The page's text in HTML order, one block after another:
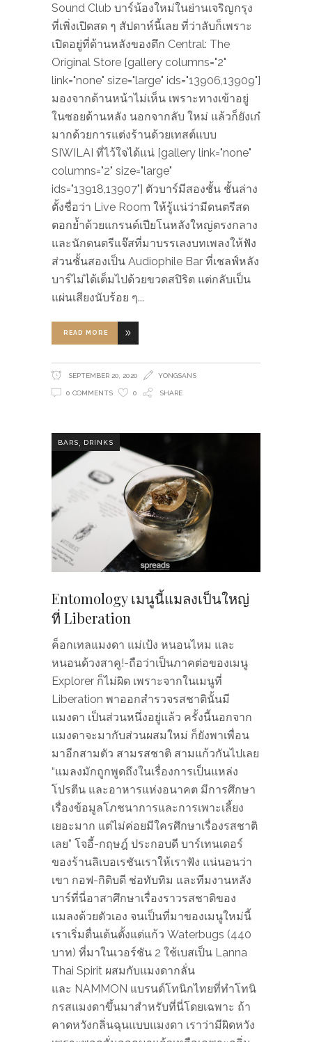
Sound Club บาร์น้องใหม่ในย่านเจริญกรุง
ที่เพิ่งเปิดสด ๆ สัปดาห์นี้เลย ที่ว่าลับก็เพราะ
เปิดอยู่ที่ด้านหลังของตึก Central: The
Original Store [gallery columns="2"
link="none" size="large" ids="13906,13909"]
มองจากด้านหน้าไม่เห็น เพราะทางเข้าอยู่
ในซอยด้านหลัง นอกจากลับ ใหม่ แล้วก็ยังเก๋
มากด้วยการแต่งร้านด้วยเทสต์แบบ
SIWILAI ที่ไว้ใจได้แน่ [gallery link="none"
columns="2" size="large"
ids="13918,13907"] ตัวบาร์มีสองชั้น ชั้นล่าง
ตั้งชื่อว่า Live Room ให้รู้แน่ว่ามีดนตรีสด
ตอกย้ำด้วยแกรนด์เปียโนหลังใหญ่ตรงกลาง
และนักดนตรีแจ๊สที่มาบรรเลงบทเพลงให้ฟัง
ส่วนชั้นสองเป็น Audiophile Bar ที่เชลฟ์หลัง
บาร์ไม่ได้เต็มไปด้วยขวดสปิริต แต่กลับเป็น
แผ่นเสียงนับร้อย ๆ
READ MORE
SEPTEMBER 20, 2020 YONGSANS
0 COMMENTS 0 SHARE
BARS, DRINKS
Entomology เมนูนี้แมลงเป็นใหญ่
ที่ Liberation
ค็อกเทลแมงดา แม่เป้ง หนอนไหม และ
หนอนด้วงสาคู!-ถือว่าเป็นภาคต่อของเมนู
Explorer ก็ไม่ผิด เพราะจากในเมนูที่
Liberation พาออกสำรวจรสชาตินั้นมี
แมงดา เป็นส่วนหนึ่งอยู่แล้ว ครั้งนี้นอกจาก
แมงดาจะมากับส่วนผสมใหม่ ก็ยังพาเพื่อน
มาอีกสามตัว สามรสชาติ สามแก้วกันไปเลย
“แมลงมักถูกพูดถึงในเรื่องการเป็นแหล่ง
โปรตีน และอาหารแห่งอนาคต มีการศึกษา
เรื่องข้อมูลโภชนาการและการเพาะเลี้ยง
เยอะมาก แต่ไม่ค่อยมีใครศึกษาเรื่องรสชาติ
เลย” โจอี้-กฤษฎ์ ประกอบดี บาร์เทนเดอร์
ของร้านลิเบอเรชันเราให้เราฟัง แน่นอนว่า
เขา กอฟ-กิติบดี ช่อทับทิม และทีมงานหลัง
บาร์ที่นี่อาสาศึกษาเรื่องราวรสชาติของ
แมลงด้วยตัวเอง จนเป็นที่มาของเมนูใหม่นี้
เราเริ่มตื่นเต้นตั้งแต่แก้ว Waterbugs (440
บาท) ที่มาในเวอร์ชัน 2 ใช้เบสเป็น Lanna
Thai Spirit ผสมกับแมงดากลั่น
และ NAMMON แบรนด์โทนิกไทยที่ทำโทนิ
กรสแมงดาขึ้นมาสำหรับที่นี่โดยเฉพาะ ถ้า
คาดหวังกลิ่นฉุนแบบแมงดา เราว่ามีผิดหวัง